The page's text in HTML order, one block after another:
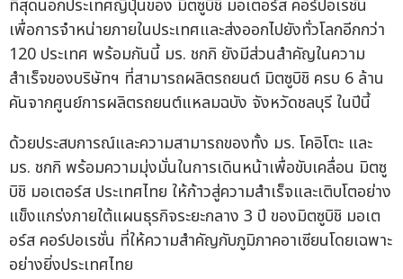
ที่สุดนอกประเทศญี่ปุ่นของ มิตซูบิชิ มอเตอร์ส คอร์ปอเรชั่น
เพื่อการจำหน่ายภายในประเทศและส่งออกไปยังทั่วโลกอีกกว่า
120 ประเทศ พร้อมกันนี้ มร. ชกกิ ยังมีส่วนสำคัญในความ
สำเร็จของบริษัทฯ ที่สามารถผลิตรถยนต์ มิตซูบิชิ ครบ 6 ล้าน
คันจากศูนย์การผลิตรถยนต์แหลมฉบัง จังหวัดชลบุรี ในปีนี้
ด้วยประสบการณ์และความสามารถของทั้ง มร. โคอิโตะ และ
มร. ชกกิ พร้อมความมุ่งมั่นในการเดินหน้าเพื่อขับเคลื่อน มิตซู
บิชิ มอเตอร์ส ประเทศไทย ให้ก้าวสู่ความสำเร็จและเติบโตอย่าง
แข็งแกร่งภายใต้แผนธุรกิจระยะกลาง 3 ปี ของมิตซูบิชิ มอเต
อร์ส คอร์ปอเรชั่น ที่ให้ความสำคัญกับภูมิภาคอาเซียนโดยเฉพาะ
อย่างยิ่งประเทศไทย